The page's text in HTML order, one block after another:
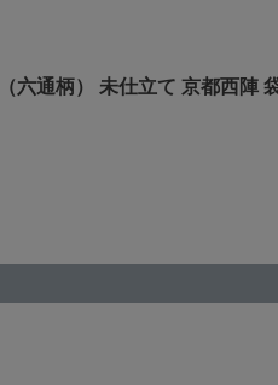
六通柄） 未仕立て 京都西陣